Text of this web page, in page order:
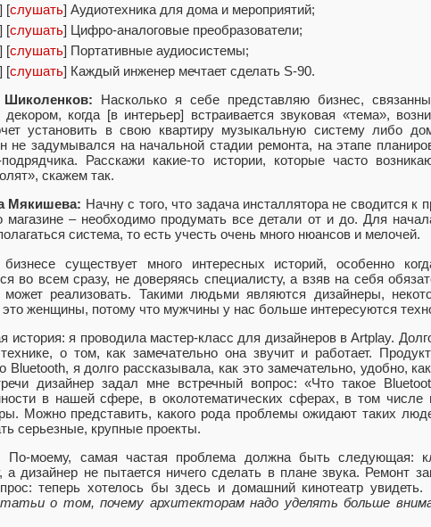
] [слушать] Аудиотехника для дома и мероприятий;
] [слушать] Цифро-аналоговые преобразователи;
] [слушать] Портативные аудиосистемы;
] [слушать] Каждый инженер мечтает сделать S-90.
Насколько я себе представляю бизнес,
декором, когда [в интерьер] встраивается звуковая «тема»,
установить в свою квартиру музыкальную систему либо
не задумывался на начальной стадии ремонта, на этапе
подрядчика. Расскажи какие-то истории, которые часто
скажем так.
Мякишева: Начну с того, что задача инсталлятора не сводится к
магазине – необходимо продумать все детали от и до. Для
система, то есть учесть очень много нюансов и мелочей.
существует много интересных историй, особенно
во всем сразу, не доверяясь специалисту, а взяв на себя
может реализовать. Такими людьми являются дизайнеры,
женщины, потому что мужчины у нас больше интересуются
история: я проводила мастер-класс для дизайнеров в Artplay.
о том, как замечательно она звучит и работает.
Bluetooth, я долго рассказывала, как это замечательно, удобно,
дизайнер задал мне встречный вопрос: «Что такое
в нашей сфере, в околотематических сферах, в том числе
Можно представить, какого рода проблемы ожидают таких
серьезные, крупные проекты.
По-моему, самая частая проблема должна быть следующая:
а дизайнер не пытается ничего сделать в плане звука. Ремонт
теперь хотелось бы здесь и домашний кинотеатр увидеть.
о том, почему архитекторам надо уделять больше